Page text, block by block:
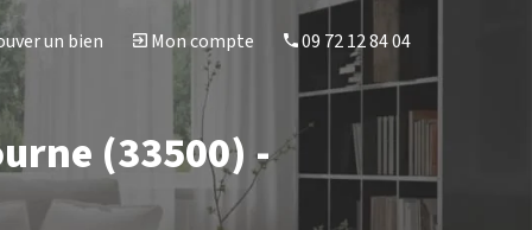
un bien Mon compte 09 72 12 84 04
(33500) -